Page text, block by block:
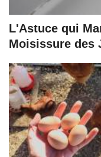
L'Astuce qui
Moisissure des